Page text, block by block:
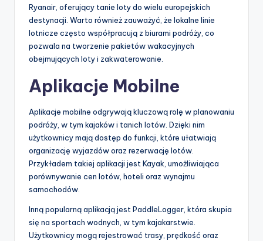
Ryanair, oferujący tanie loty do wielu europejskich
destynacji. Warto również zauważyć, że lokalne linie
lotnicze często współpracują z biurami podróży, co
pozwala na tworzenie pakietów wakacyjnych
obejmujących loty i zakwaterowanie.
Aplikacje Mobilne
Aplikacje mobilne odgrywają kluczową rolę w planowaniu
podróży, w tym kajaków i tanich lotów. Dzięki nim
użytkownicy mają dostęp do funkcji, które ułatwiają
organizację wyjazdów oraz rezerwację lotów.
Przykładem takiej aplikacji jest Kayak, umożliwiająca
porównywanie cen lotów, hoteli oraz wynajmu
samochodów.
Inną popularną aplikacją jest PaddleLogger, która skupia
się na sportach wodnych, w tym kajakarstwie.
Użytkownicy mogą rejestrować trasy, prędkość oraz